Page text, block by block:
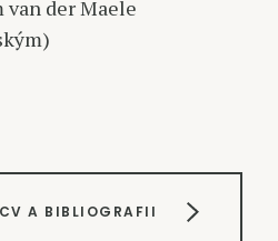
van der Maele
A BIBLIOGRAFII